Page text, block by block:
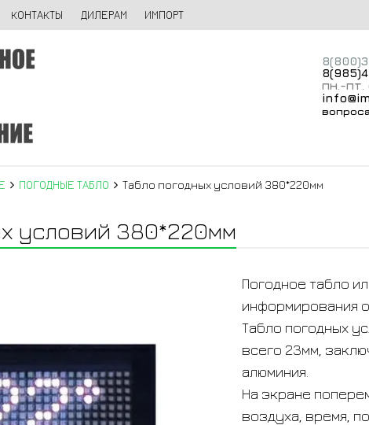
КОНТАКТЫ ДИЛЕРАМ ИМПОРТ
пн -пт
ПОГОДНЫЕ ТАБЛО Табло погодных условий 380*220мм
условий 380*220мм
Погодное табло
информирования
Табло погодных
всего 23мм,
алюминия.
На экране
воздуха, время,